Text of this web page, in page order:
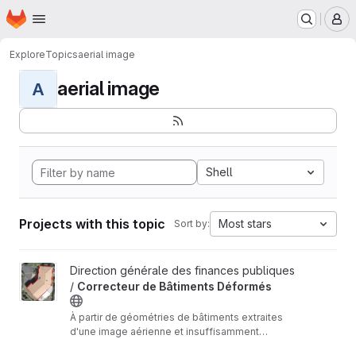
Skip to main content
Homepage
ExploreTopicsaerial image
A aerial image
Shell
Projects with this topic Sort by: Most stars
View Correcteur de Bâtiments Déformés project
Direction générale des finances publiques
/ Correcteur de Bâtiments Déformés
À partir de géométries de bâtiments extraites
d'une image aérienne et insuffisamment